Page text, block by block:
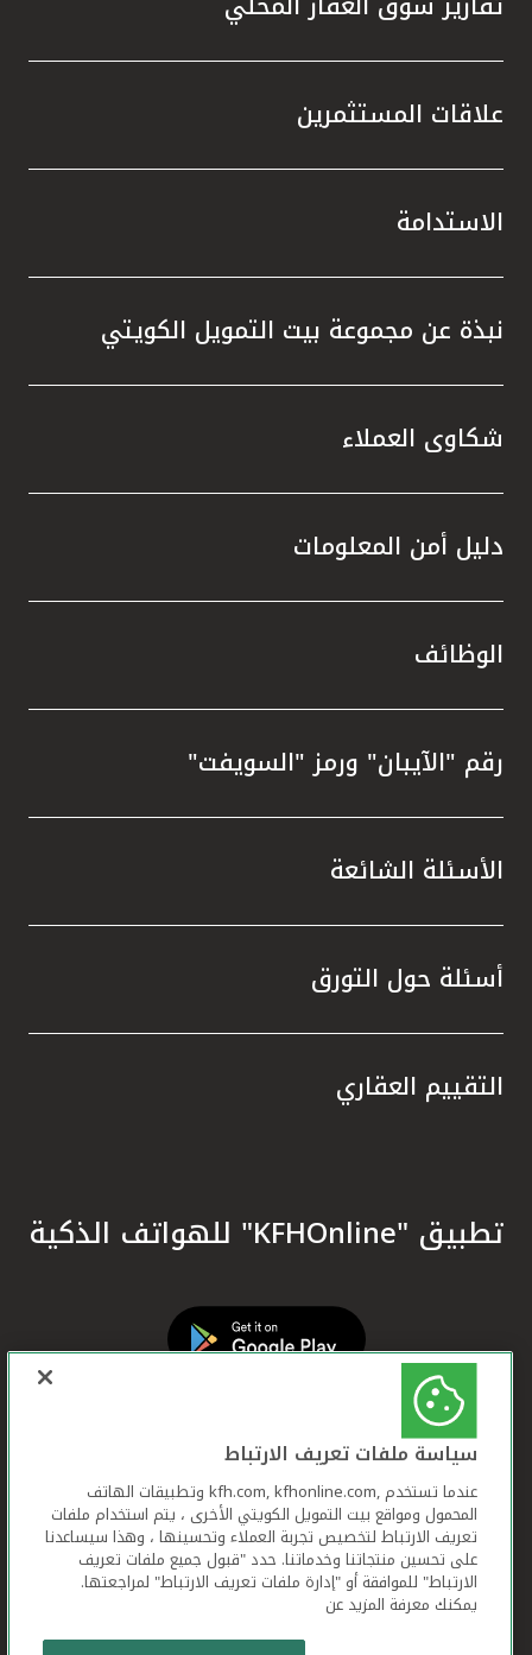
علاقات المستثمرين
الاستدامة
نبذة عن مجموعة بيت التمويل الكويتي
شكاوى العملاء
دليل أمن المعلومات
الوظائف
رقم "الآيبان" ورمز "السويفت"
الأسئلة الشائعة
أسئلة حول التورق
التقييم العقاري
تطبيق "KFHOnline" للهواتف الذكية
سياسة ملفات تعريف الارتباط
عندما تستخدم ,kfh.com, kfhonline.com وتطبيقات الهاتف
المحمول ومواقع بيت التمويل الكويتي الأخرى ، يتم استخدام ملفات
تعريف الارتباط لتخصيص تجربة العملاء وتحسينها ، وهذا سيساعدنا
على تحسين منتجاتنا وخدماتنا. حدد "قبول جميع ملفات تعريف
الارتباط" للموافقة أو "إدارة ملفات تعريف الارتباط" لمراجعتها.
يمكنك معرفة المزيد عن